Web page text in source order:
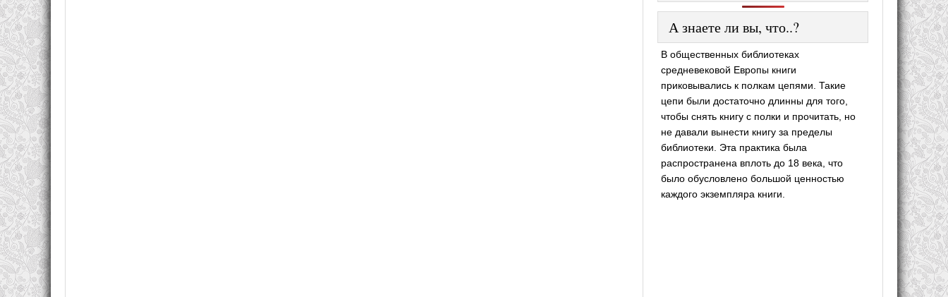
А знаете ли вы, что..?
В общественных библиотеках
средневековой Европы книги
приковывались к полкам цепями. Такие
цепи были достаточно длинны для того,
чтобы снять книгу с полки и прочитать, но
не давали вынести книгу за пределы
библиотеки. Эта практика была
распространена вплоть до 18 века, что
было обусловлено большой ценностью
каждого экземпляра книги.